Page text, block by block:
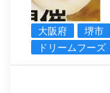
大阪府
堺市
ドリームフーズ